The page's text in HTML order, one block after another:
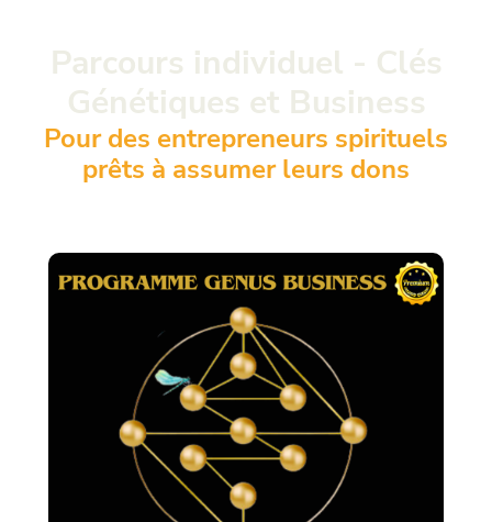
Parcours individuel - Clés
Génétiques et Business
Pour des entrepreneurs spirituels
prêts à assumer leurs dons